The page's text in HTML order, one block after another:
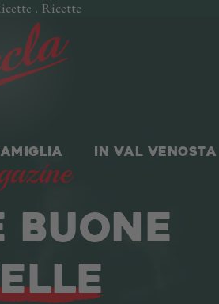
. Ricette
IN VAL VENOSTA
BUONE